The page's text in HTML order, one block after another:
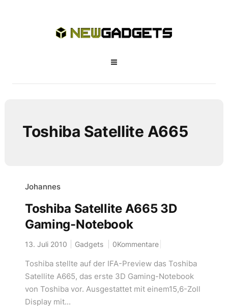
Toshiba Satellite A665
Johannes
Toshiba Satellite A665 3D
Gaming-Notebook
13. Juli 2010 Gadgets 0Kommentare
Toshiba stellte auf der IFA-Preview das Toshiba
Satellite A665, das erste 3D Gaming-Notebook
von Toshiba vor. Ausgestattet mit einem15,6-Zoll
Display mit...